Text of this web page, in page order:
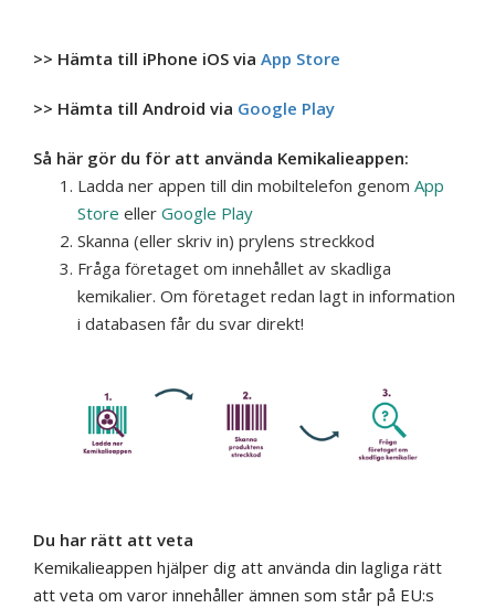
>> Hämta till iPhone iOS via App Store
>> Hämta till Android via Google Play
Så här gör du för att använda Kemikalieappen:
Ladda ner appen till din mobiltelefon genom App
Store eller Google Play
Skanna (eller skriv in) prylens streckkod
Fråga företaget om innehållet av skadliga
kemikalier. Om företaget redan lagt in information
i databasen får du svar direkt!
Du har rätt att veta
Kemikalieappen hjälper dig att använda din lagliga rätt
att veta om varor innehåller ämnen som står på EU:s